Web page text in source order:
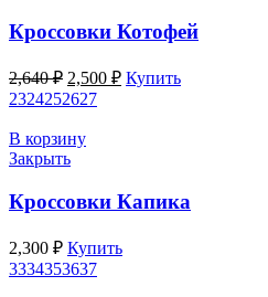
Кроссовки Котофей
2,640₽ Первоначальная
цена
составляла
2,640 ₽.
2,500 ₽Текущая
цена:
Купить
2324252627
В корзину
Закрыть
Кроссовки Капика
2,300 ₽ Купить
3334353637